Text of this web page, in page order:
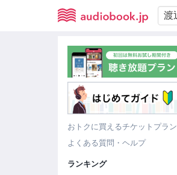
おトクに買えるチケットプラン
よくある質問・ヘルプ
ランキング